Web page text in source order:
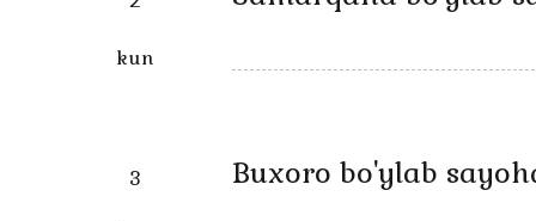
kun
3 Buxoro bo'ylab